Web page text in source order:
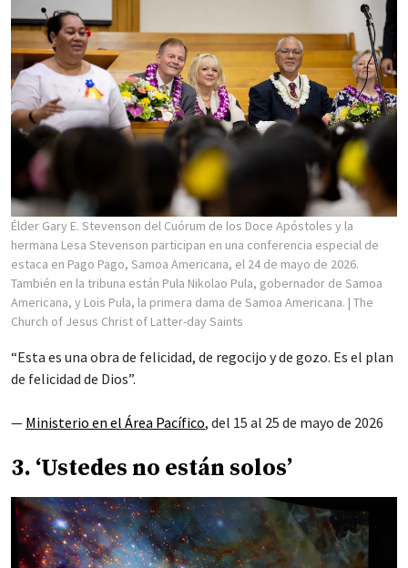
Élder Gary E. Stevenson del Cuórum de los Doce Apóstoles y la
hermana Lesa Stevenson participan en una conferencia especial de
estaca en Pago Pago, Samoa Americana, el 24 de mayo de 2026.
También en la tribuna están Pula Nikolao Pula, gobernador de Samoa
Americana, y Lois Pula, la primera dama de Samoa Americana. | The
Church of Jesus Christ of Latter-day Saints
“Esta es una obra de felicidad, de regocijo y de gozo. Es el plan
de felicidad de Dios”.
— Ministerio en el Área Pacífico, del 15 al 25 de mayo de 2026
3. ‘Ustedes no están solos’